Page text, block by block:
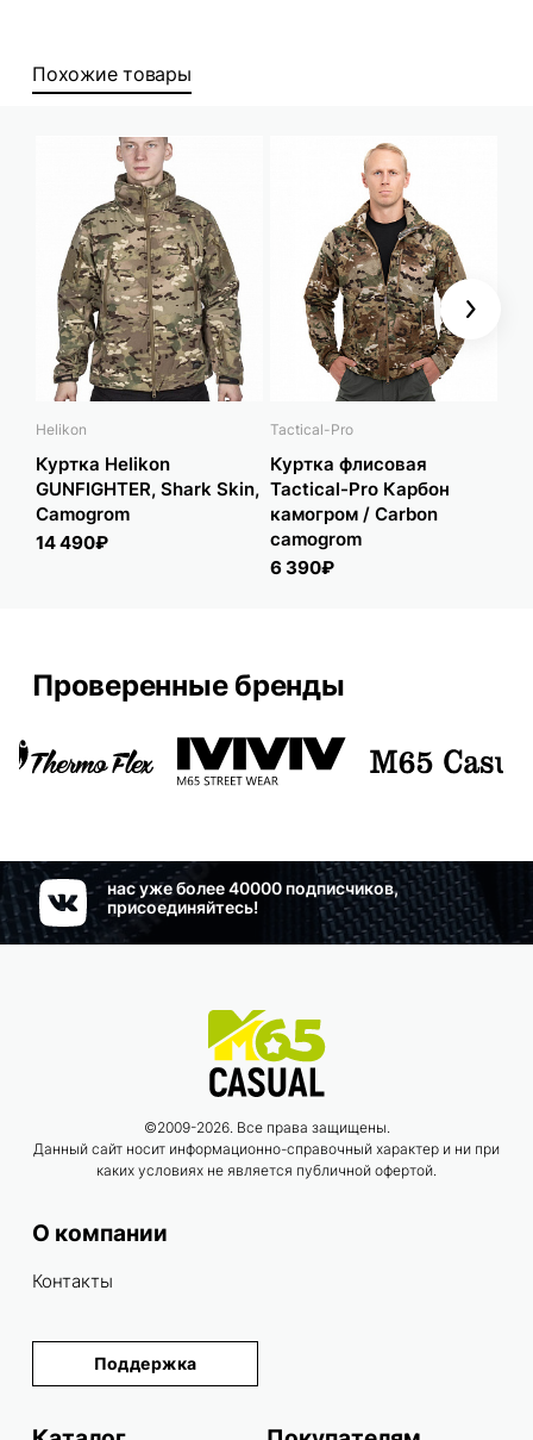
Похожие товары
Helikon
Куртка Helikon
GUNFIGHTER, Shark Skin,
Camogrom
14 490₽
Tactical-Pro
Куртка флисовая
Tactical-Pro Карбон
камогром / Carbon
camogrom
6 390₽
Next
Проверенные бренды
нас уже более 40000 подписчиков,
присоединяйтесь!
©2009-2026. Все права защищены.
Данный сайт носит информационно-справочный характер и ни при
каких условиях не является публичной офертой.
О компании
Контакты
Поддержка